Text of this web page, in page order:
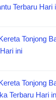
Terbaru Hari
Tonjong
ini
Tonjong
Terbaru Hari